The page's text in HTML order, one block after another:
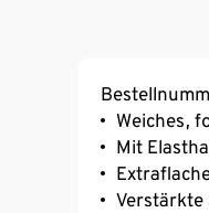
Weiches,
Mit
Verstärkte